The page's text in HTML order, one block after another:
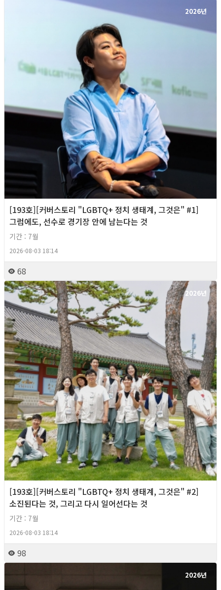
2026년
[193호][커버스토리 "LGBTQ+ 정치 생태계, 그것은" #1]
그럼에도, 선수로 경기장 안에 남는다는 것
기간 : 7월
2026-08-03 18:14
68
2026년
[193호][커버스토리 "LGBTQ+ 정치 생태계, 그것은" #2]
소진된다는 것, 그리고 다시 일어선다는 것
기간 : 7월
2026-08-03 18:14
98
2026년